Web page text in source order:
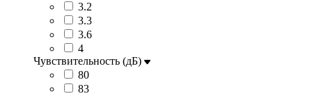
3.2
3.3
3.6
4
Чувствительность (дБ)
80
83